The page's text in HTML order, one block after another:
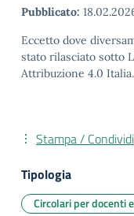
Pubblicato:
Eccetto dove
stato rilasciato sotto
Attribuzione 4.0 Italia.
Stampa / Condividi
Tipologia
Circolari per docenti